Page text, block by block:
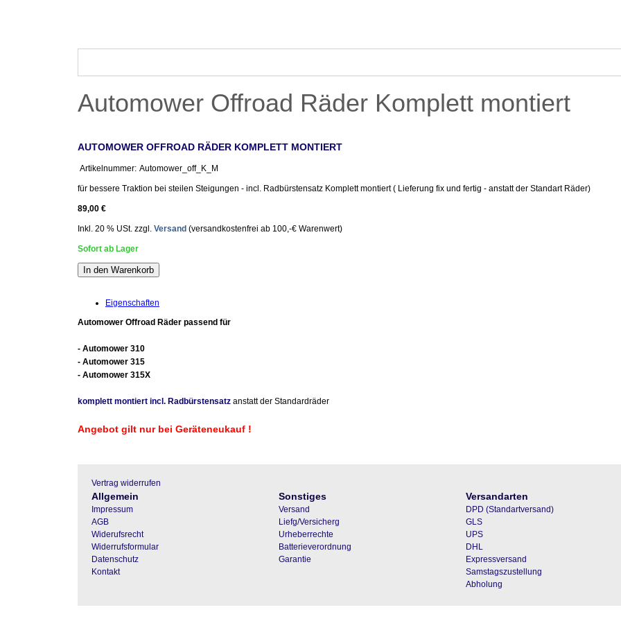
Automower Offroad Räder Komplett montiert
AUTOMOWER OFFROAD RÄDER KOMPLETT MONTIERT
Artikelnummer: Automower_off_K_M
für bessere Traktion bei steilen Steigungen - incl. Radbürstensatz Komplett montiert ( Lieferung fix und fertig - anstatt der Standart Räder)
89,00 €
Inkl. 20 % USt. zzgl. Versand (versandkostenfrei ab 100,-€ Warenwert)
Sofort ab Lager
In den Warenkorb
Eigenschaften
Automower Offroad Räder passend für
- Automower 310
- Automower 315
- Automower 315X
komplett montiert incl. Radbürstensatz anstatt der Standardräder
Angebot gilt nur bei Geräteneukauf !
Vertrag widerrufen
Allgemein
Impressum
AGB
Widerufsrecht
Widerrufsformular
Datenschutz
Kontakt
Sonstiges
Versand
Liefg/Versicherg
Urheberrechte
Batterieverordnung
Garantie
Versandarten
DPD (Standartversand)
GLS
UPS
DHL
Expressversand
Samstagszustellung
Abholung